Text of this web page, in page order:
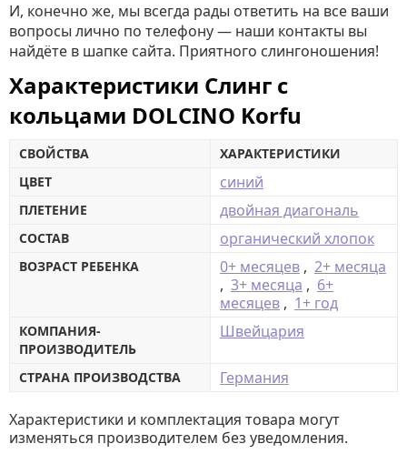
И, конечно же, мы всегда рады ответить на все ваши
вопросы лично по телефону — наши контакты вы
найдёте в шапке сайта. Приятного слингоношения!
Характеристики Слинг с
кольцами DOLCINO Korfu
СВОЙСТВА
ХАРАКТЕРИСТИКИ
ЦВЕТ
синий
ПЛЕТЕНИЕ двойная диагональ
СОСТАВ органический хлопок
ВОЗРАСТ РЕБЕНКА 0+ месяцев , 2+ месяца
, 3+ месяца , 6+
месяцев , 1+ год
КОМПАНИЯ-
ПРОИЗВОДИТЕЛЬ
Швейцария
СТРАНА ПРОИЗВОДСТВА Германия
Характеристики и комплектация товара могут
изменяться производителем без уведомления.